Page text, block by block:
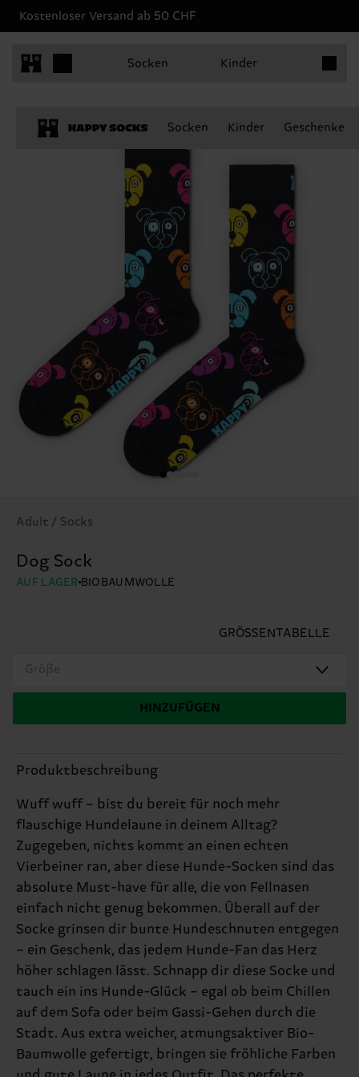
Kostenloser Versand ab 50 CHF
Socken Kinder
Socken Kinder Geschenke
Adult / Socks
Dog Sock
AUF LAGER BIOBAUMWOLLE
GRÖSSENTABELLE
Größe
HINZUFÜGEN
Produktbeschreibung
Wuff wuff – bist du bereit für noch mehr
flauschige Hundelaune in deinem Alltag?
Zugegeben, nichts kommt an einen echten
Vierbeiner ran, aber diese Hunde-Socken sind das
absolute Must-have für alle, die von Fellnasen
einfach nicht genug bekommen. Überall auf der
Socke grinsen dir bunte Hundeschnuten entgegen
– ein Geschenk, das jedem Hunde-Fan das Herz
höher schlagen lässt. Schnapp dir diese Socke und
tauch ein ins Hunde-Glück – egal ob beim Chillen
auf dem Sofa oder beim Gassi-Gehen durch die
Stadt. Aus extra weicher, atmungsaktiver Bio-
Baumwolle gefertigt, bringen sie fröhliche Farben